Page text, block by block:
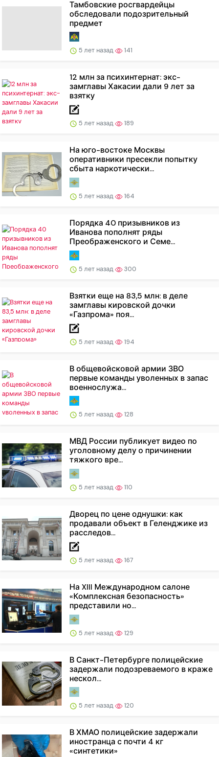
Тамбовские росгвардейцы
обследовали подозрительный
предмет
5 лет назад 141
12 млн за психинтернат: экс-
замглавы Хакасии дали 9 лет за
взятку
5 лет назад 189
На юго-востоке Москвы
оперативники пресекли попытку
сбыта наркотически...
5 лет назад 164
Порядка 40 призывников из
Иванова пополнят ряды
Преображенского и Семе...
5 лет назад 300
Взятки еще на 83,5 млн: в деле
замглавы кировской дочки
«Газпрома» поя...
5 лет назад 194
В общевойсковой армии ЗВО
первые команды уволенных в запас
военнослужа...
5 лет назад 128
МВД России публикует видео по
уголовному делу о причинении
тяжкого вре...
5 лет назад 110
Дворец по цене однушки: как
продавали объект в Геленджике из
расследов...
5 лет назад 167
На XIII Международном салоне
«Комплексная безопасность»
представили но...
5 лет назад 129
В Санкт-Петербурге полицейские
задержали подозреваемого в краже
нескол...
5 лет назад 120
В ХМАО полицейские задержали
иностранца с почти 4 кг
«синтетики»